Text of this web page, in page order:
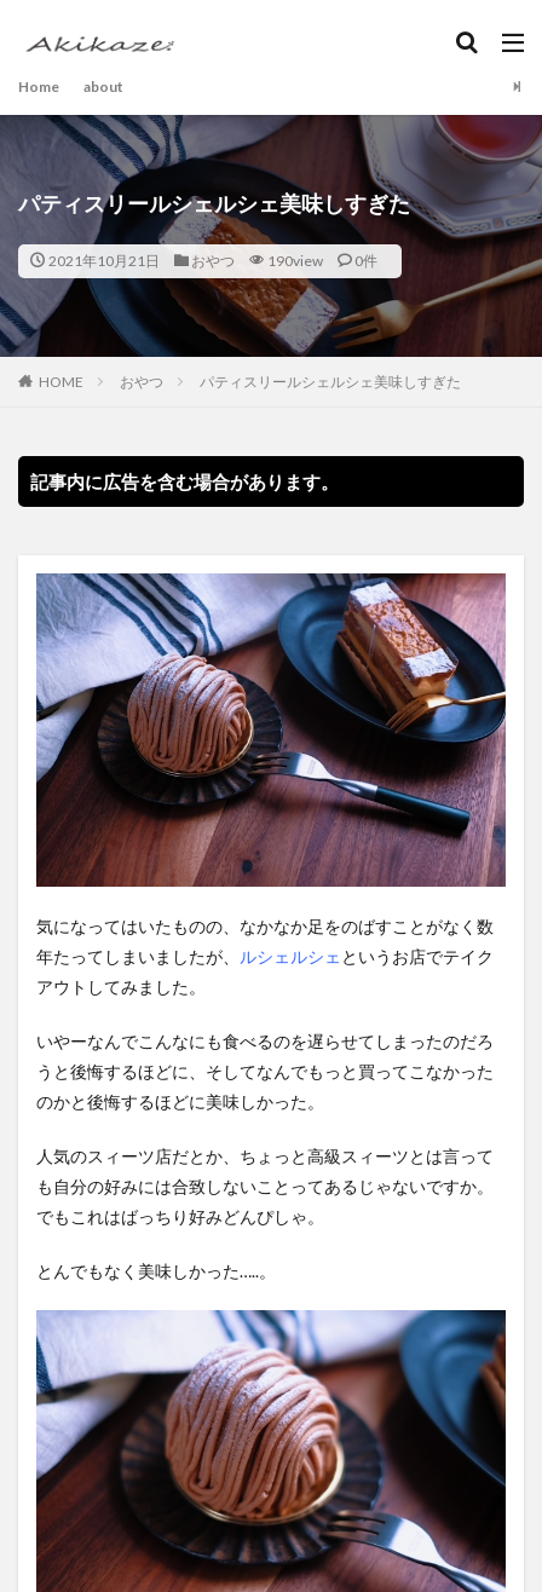
Home about
パティスリールシェルシェ美味しすぎた
2021年10月21日 おやつ 190view 0件
HOME おやつ パティスリールシェルシェ美味しすぎた
記事内に広告を含む場合があります。
気になってはいたものの、なかなか足をのばすことがなく数
年たってしまいましたが、 ルシェルシェ というお店でテイク
アウトしてみました。
いやーなんでこんなにも食べるのを遅らせてしまったのだろ
うと後悔するほどに、そしてなんでもっと買ってこなかった
のかと後悔するほどに美味しかった。
人気のスィーツ店だとか、ちょっと高級スィーツとは言って
も自分の好みには合致しないことってあるじゃないですか。
でもこれはばっちり好みどんぴしゃ。
とんでもなく美味しかった…..。